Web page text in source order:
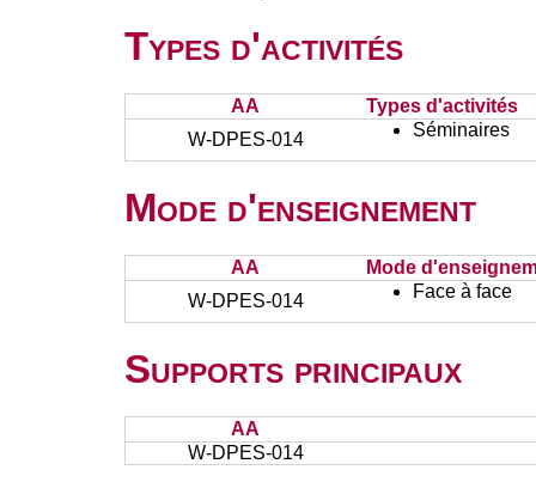
Types d'activités
AA
Types d'activités
W-DPES-014
Séminaires
Mode d'enseignement
AA
Mode
W-DPES-014
Face à face
Supports principaux
AA
W-DPES-014